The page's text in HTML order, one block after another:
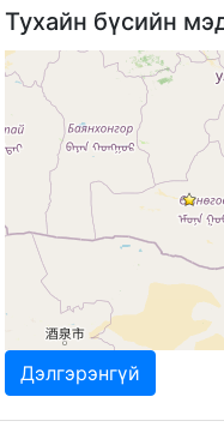
Тухайн бүсийн
Дэлгэрэнгүй